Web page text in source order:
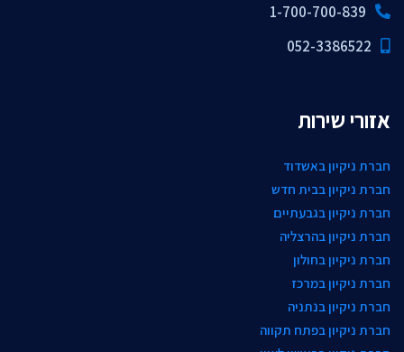
1-700-700-839
052-3386522
אזורי שירות
חברת ניקיון באשדוד
חברת ניקיון בבית חדש
חברת ניקיון בגבעתיים
חברת ניקיון בהרצליה
חברת ניקיון בחולון
חברת ניקיון במרכז
חברת ניקיון בנתניה
חברת ניקיון בפתח תקווה